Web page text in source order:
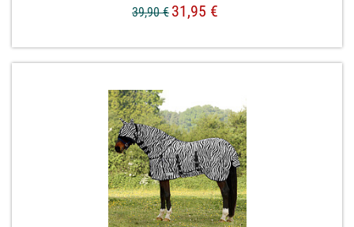
39,90 € 31,95 €